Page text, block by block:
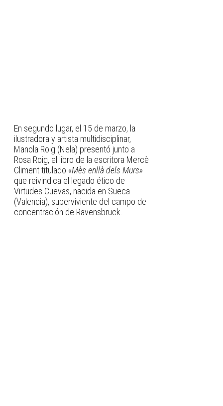
En segundo lugar, el 15 de marzo, la
ilustradora y artista multidisciplinar,
Manola Roig (Nela) presentó junto a
Rosa Roig, el libro de la escritora Mercè
Climent titulado «Mès enllà dels Murs»
que reivindica el legado ético de
Virtudes Cuevas, nacida en Sueca
(Valencia), superviviente del campo de
concentración de Ravensbrück.